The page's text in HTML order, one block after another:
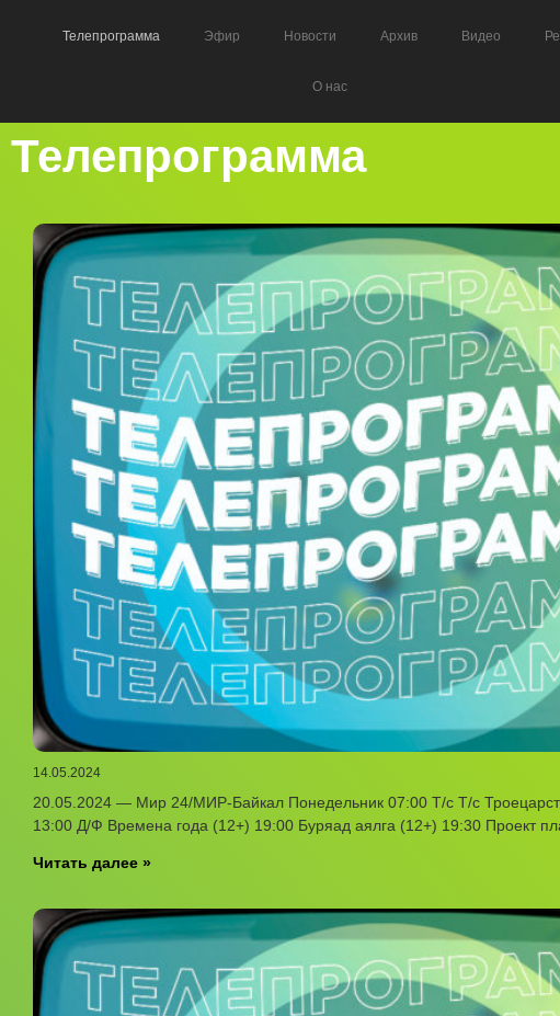
Телепрограмма Эфир Новости Архив Видео
О нас
Телепрограмма
14.05.2024
20.05.2024 — Мир 24/МИР-Байкал Понедельник 07:00 Т/с Т/с
13:00 Д/Ф Времена года (12+) 19:00 Буряад аялга (12+) 19:30 Проект
Читать далее »